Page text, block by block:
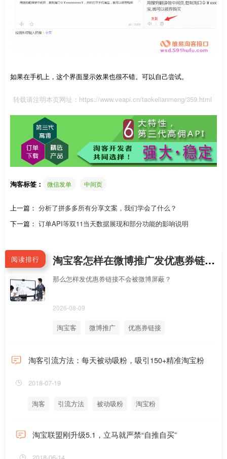
如果在手机上，这个界面显示效果也很不错。可以自己尝试。
转载请注明本页网址： https://www.veapi.cn/taokelianmeng/359.html
淘客标签： 微信发单 中间页
上一篇： 分析了拼多多所有分享文案，我们学会了什么？
下一篇： 订单API等双11当天数据展现和部分功能的影响说明
阅读排行 淘宝客怎样在微博推广发优惠券链接不会被屏蔽拦截？手机新浪微博APP怎么直接跳到淘宝APP领券？
那么怎样发优惠券链接不会被微博屏蔽？
2026-08-09
淘宝客 微博推广 优惠券链接
淘客引流方法：每天被动吸粉，吸引150+精准淘宝粉
2018-07-19
淘客 引流方法 被动吸粉 淘宝粉
淘宝联盟刚升级5.1，立马就严禁“自推自买”